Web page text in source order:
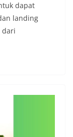
dapat
landing
dari